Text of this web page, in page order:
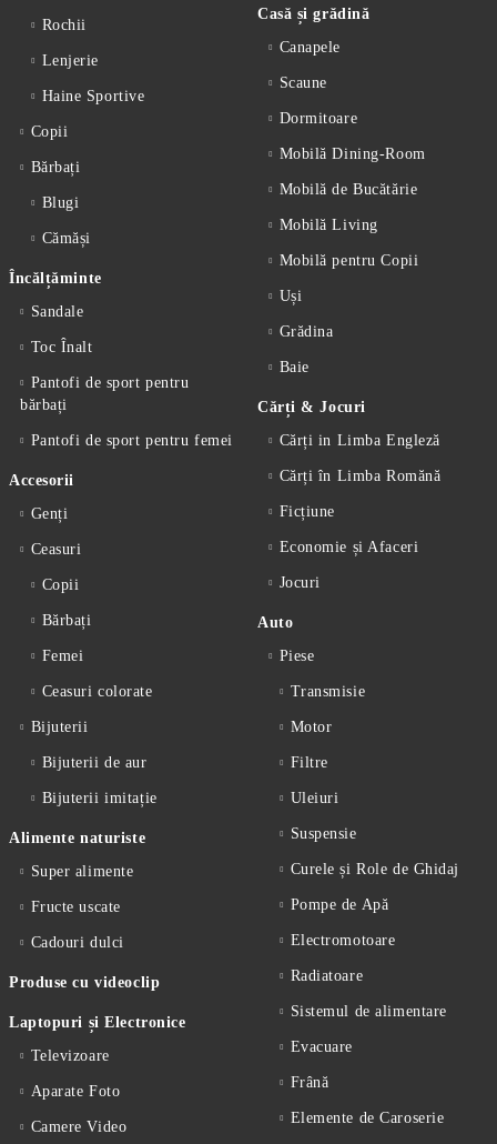
Rochii
Lenjerie
Haine Sportive
Copii
Bărbați
Blugi
Cămăși
Încălțăminte
Sandale
Toc Înalt
Pantofi de sport pentru
bărbați
Pantofi de sport pentru femei
Accesorii
Genți
Ceasuri
Copii
Bărbați
Femei
Ceasuri colorate
Bijuterii
Bijuterii de aur
Bijuterii imitație
Alimente naturiste
Super alimente
Fructe uscate
Cadouri dulci
Produse cu videoclip
Laptopuri și Electronice
Televizoare
Aparate Foto
Camere Video
Casă și grădină
Canapele
Scaune
Dormitoare
Mobilă Dining-Room
Mobilă de Bucătărie
Mobilă Living
Mobilă pentru Copii
Uși
Grădina
Baie
Cărți & Jocuri
Cărți in Limba Engleză
Cărți în Limba Romănă
Ficțiune
Economie și Afaceri
Jocuri
Auto
Piese
Transmisie
Motor
Filtre
Uleiuri
Suspensie
Curele și Role de Ghidaj
Pompe de Apă
Electromotoare
Radiatoare
Sistemul de alimentare
Evacuare
Frână
Elemente de Caroserie